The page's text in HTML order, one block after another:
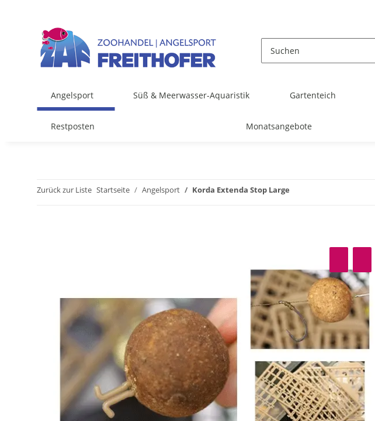
Angelsport Süß & Meerwasser-Aquaristik Gartenteich
Restposten Monatsangebote
Zurück zur Liste Startseite Angelsport Korda Extenda Stop Large